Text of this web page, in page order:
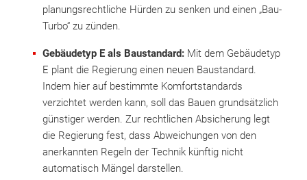
planungsrechtliche Hürden zu senken und einen „Bau-
Turbo“ zu zünden.
Gebäudetyp E als Baustandard: Mit dem Gebäudetyp
E plant die Regierung einen neuen Baustandard.
Indem hier auf bestimmte Komfortstandards
verzichtet werden kann, soll das Bauen grundsätzlich
günstiger werden. Zur rechtlichen Absicherung legt
die Regierung fest, dass Abweichungen von den
anerkannten Regeln der Technik künftig nicht
automatisch Mängel darstellen.